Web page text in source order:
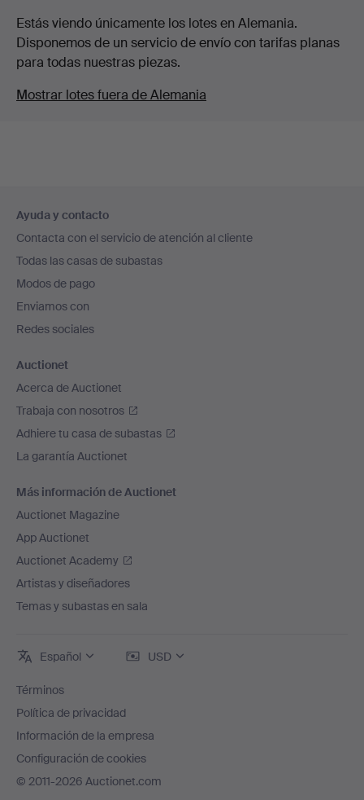
Estás viendo únicamente los lotes en Alemania.
Disponemos de un servicio de envío con tarifas planas
para todas nuestras piezas.
Mostrar lotes fuera de Alemania
en
el
pie
de
página
Ayuda y contacto
Contacta con el servicio de atención al cliente
Todas las casas de subastas
Modos de pago
Enviamos con
Redes sociales
Auctionet
Acerca de Auctionet
Trabaja con nosotros
Adhiere tu casa de subastas
La garantía Auctionet
Más información de Auctionet
Auctionet Magazine
App Auctionet
Auctionet Academy
Artistas y diseñadores
Temas y subastas en sala
Español USD
Términos
Política de privacidad
Información de la empresa
Configuración de cookies
© 2011-2026 Auctionet.com